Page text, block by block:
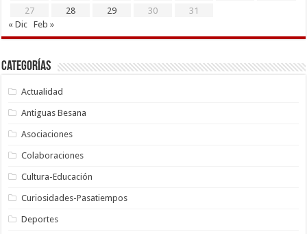
27
28 29 30
31
« Dic
Feb »
Categorías
Actualidad
Antiguas Besana
Asociaciones
Colaboraciones
Cultura-Educación
Curiosidades-Pasatiempos
Deportes